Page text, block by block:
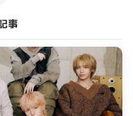
事